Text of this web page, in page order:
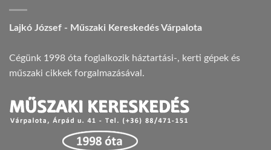
Lajkó József - Műszaki Kereskedés Várpalota
Cégünk 1998 óta foglalkozik háztartási-, kerti gépek és
műszaki cikkek forgalmazásával.